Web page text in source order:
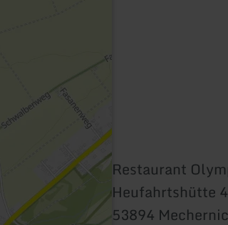
Restaurant
Heufahrtshütte
53894